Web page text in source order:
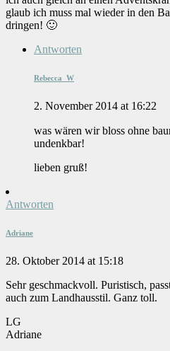
glaub ich muss mal wieder in den
dringen! 🙂
Antworten
Rebecca_W
2. November 2014 at 16:22
was wären wir bloss ohne
undenkbar!
lieben gruß!
Antworten
Adriane
28. Oktober 2014 at 15:18
Sehr geschmackvoll. Puristisch,
auch zum Landhausstil. Ganz toll.
LG
Adriane